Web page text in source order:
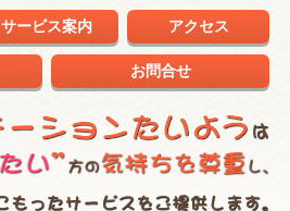
サービス案内 アクセス
お問合せ